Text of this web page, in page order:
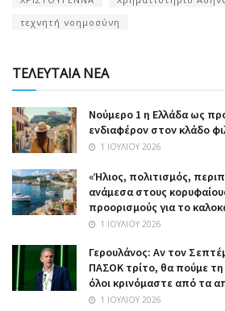
τεχνητή νοημοσύνη
ΤΕΛΕΥΤΑΙΑ ΝΕΑ
Nούμερο 1 η Ελλάδα ως
ενδιαφέρον στον κλάδο
1 ΙΟΥΛΊΟΥ 2026
«Ήλιος, πολιτισμός,
ανάμεσα στους
προορισμούς για το
1 ΙΟΥΛΊΟΥ 2026
Γερουλάνος: Αν τον
ΠΑΣΟΚ τρίτο, θα πούμε
όλοι κρινόμαστε από τα
1 ΙΟΥΛΊΟΥ 2026